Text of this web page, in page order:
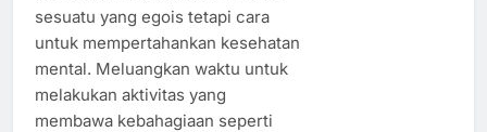
sesuatu yang egois tetapi cara
untuk mempertahankan kesehatan
mental. Meluangkan waktu untuk
melakukan aktivitas yang
membawa kebahagiaan seperti